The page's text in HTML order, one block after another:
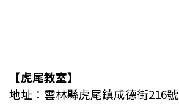
【虎尾教室】
地址 ： 雲林縣虎尾鎮成德街216號